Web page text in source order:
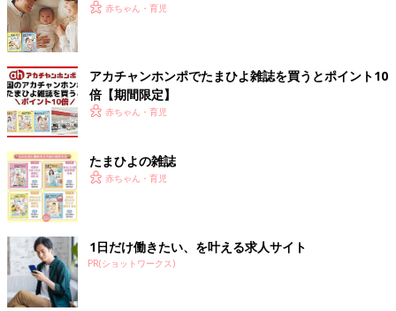
赤ちゃん・育児
アカチャンホンポでたまひよ雑誌を買うとポイント10
倍【期間限定】
赤ちゃん・育児
たまひよの雑誌
赤ちゃん・育児
1日だけ働きたい、を叶える求人サイト
PR(ショットワークス)